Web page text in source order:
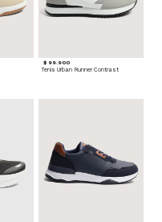
$ 99.900
Tenis Urban Runner Contrast